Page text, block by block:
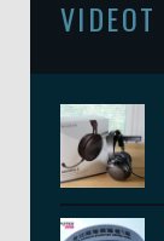
VIDEOT